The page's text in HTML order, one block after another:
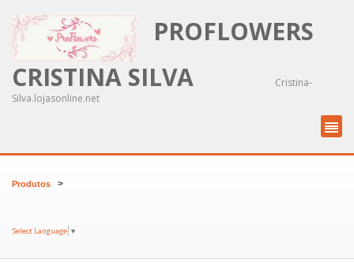
PROFLOWERS
CRISTINA SILVA
Cristina-
Silva.lojasonline.net
Produtos >
Select Language ▼